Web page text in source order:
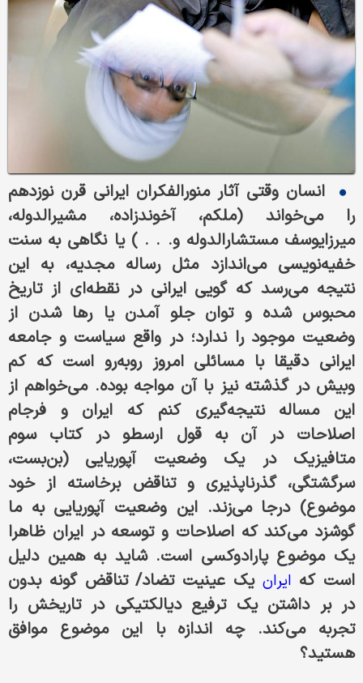
انسان وقتی آثار منورالفکران ایرانی قرن نوزدهم
را می‌خواند (ملکم، ‌آخوندزاده، مشیرالدوله،
میرزایوسف مستشارالدوله و. . . ) یا نگاهی به سنت
خفیه‌نویسی می‌اندازد مثل رساله‌ مجدیه، به این
نتیجه می‌رسد که گویی ایرانی در نقطه‌ای از تاریخ
محبوس شده و توان جلو آمدن یا رها شدن از
وضعیت موجود را ندارد؛ در واقع سیاست و جامعه‌
ایرانی دقیقا با مسائلی امروز روبه‌رو است که کم
وبیش در گذشته نیز با آن مواجه بوده. می‌خواهم از
این مساله نتیجه‌گیری کنم که ایران و فرجام
اصلاحات در آن به قول ارسطو در کتاب سوم
متافیزیک در یک وضعیت آپوریایی (بن‌بست،
سرگشتگی، گذرناپذیری و تناقض برخاسته از خود
موضوع) درجا می‌زند. این وضعیت آپوریایی به ما
گوشزد می‌کند که اصلاحات و توسعه در ایران ظاهرا
یک موضوع پارادوکسی است. شاید به همین دلیل
است که ایران یک عینیت تضاد/ تناقض گونه بدون
در بر داشتن یک ترفیع دیالکتیکی در تاریخش را
تجربه می‌کند. چه اندازه با این موضوع موافق
هستید؟